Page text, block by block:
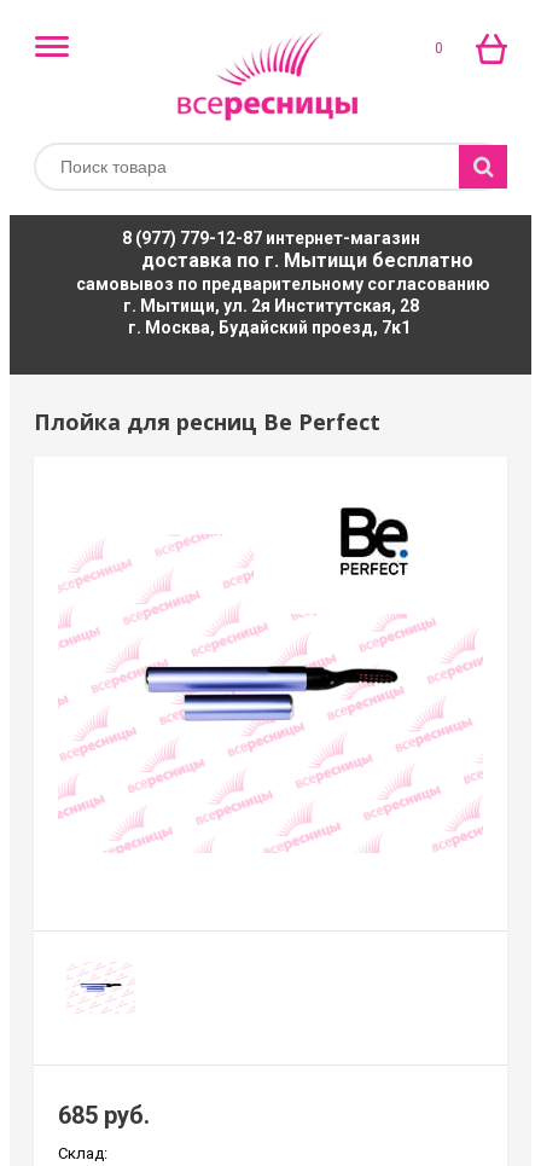
0
8 (977) 779-12-87интернет-магазин
доставка по г. Мытищи бесплатно
самовывоз по предварительному согласованию
г. Мытищи, ул. 2я Институтская, 28
г. Москва, Будайский проезд, 7к1
Плойка для ресниц Be Perfect
685 руб.
Склад: